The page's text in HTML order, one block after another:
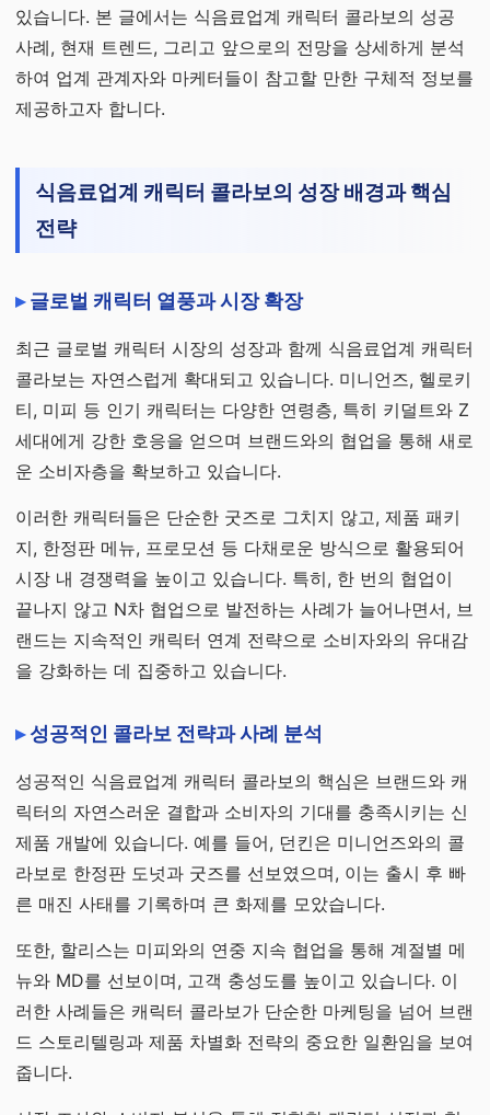
있습니다. 본 글에서는 식음료업계 캐릭터 콜라보의 성공
사례, 현재 트렌드, 그리고 앞으로의 전망을 상세하게 분석
하여 업계 관계자와 마케터들이 참고할 만한 구체적 정보를
제공하고자 합니다.
식음료업계 캐릭터 콜라보의 성장 배경과 핵심
전략
글로벌 캐릭터 열풍과 시장 확장
최근 글로벌 캐릭터 시장의 성장과 함께 식음료업계 캐릭터
콜라보는 자연스럽게 확대되고 있습니다. 미니언즈, 헬로키
티, 미피 등 인기 캐릭터는 다양한 연령층, 특히 키덜트와 Z
세대에게 강한 호응을 얻으며 브랜드와의 협업을 통해 새로
운 소비자층을 확보하고 있습니다.
이러한 캐릭터들은 단순한 굿즈로 그치지 않고, 제품 패키
지, 한정판 메뉴, 프로모션 등 다채로운 방식으로 활용되어
시장 내 경쟁력을 높이고 있습니다. 특히, 한 번의 협업이
끝나지 않고 N차 협업으로 발전하는 사례가 늘어나면서, 브
랜드는 지속적인 캐릭터 연계 전략으로 소비자와의 유대감
을 강화하는 데 집중하고 있습니다.
성공적인 콜라보 전략과 사례 분석
성공적인 식음료업계 캐릭터 콜라보의 핵심은 브랜드와 캐
릭터의 자연스러운 결합과 소비자의 기대를 충족시키는 신
제품 개발에 있습니다. 예를 들어, 던킨은 미니언즈와의 콜
라보로 한정판 도넛과 굿즈를 선보였으며, 이는 출시 후 빠
른 매진 사태를 기록하며 큰 화제를 모았습니다.
또한, 할리스는 미피와의 연중 지속 협업을 통해 계절별 메
뉴와 MD를 선보이며, 고객 충성도를 높이고 있습니다. 이
러한 사례들은 캐릭터 콜라보가 단순한 마케팅을 넘어 브랜
드 스토리텔링과 제품 차별화 전략의 중요한 일환임을 보여
줍니다.